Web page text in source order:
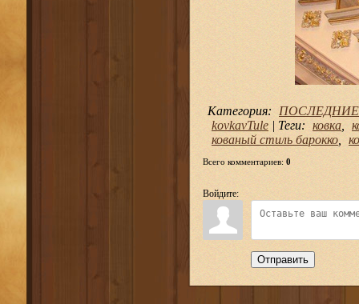
Категория:
kovkavTule | Теги: ковка
кованый стиль барокко
Всего комментариев: 0
Войдите:
Отправить